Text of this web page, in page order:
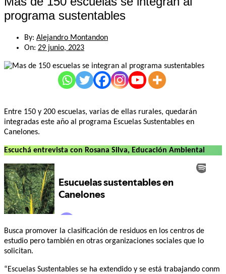
programa sustentables
By: Alejandro Montandon
On: 29 junio, 2023
Entre 150 y 200 escuelas, varias de ellas rurales, quedarán
integradas este año al programa Escuelas Sustentables en
Canelones.
Escuchá entrevista con Rosana Silva, Educación Ambiental
Busca promover la clasificación de residuos en los centros de
estudio pero también en otras organizaciones sociales que lo
solicitan.
“Escuelas Sustentables se ha extendido y se está trabajando conm